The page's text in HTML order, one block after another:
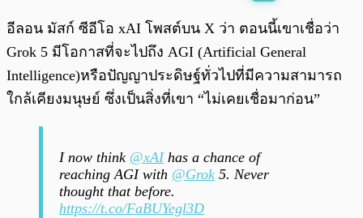
พร้อมเล่น 0:00 0:00
อีลอน มัสก์ ซีอีโอ xAI โพสต์บน X ว่า ตอนนี้เขาเชื่อว่า
Grok 5 มีโอกาสที่จะไปถึง AGI (Artificial General
Intelligence)หรือปัญญาประดิษฐ์ทั่วไปที่มีความสามารถ
ใกล้เคียงมนุษย์ ซึ่งเป็นสิ่งที่เขา “ไม่เคยเชื่อมาก่อน”
I now think @xAIhas a chance of
reaching AGI with @Grok 5. Never
thought that before.
https://t.co/FaBUYegl3D